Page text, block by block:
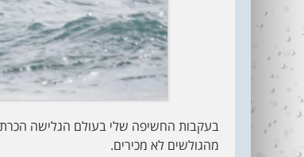
בעקבות החשיפה שלי בעולם הגלישה
מהגולשים לא מכירים.